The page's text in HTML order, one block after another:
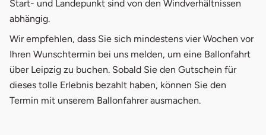
Start- und Landepunkt sind von den Windverhältnissen
abhängig.
Wir empfehlen, dass Sie sich mindestens vier Wochen vor
Ihren Wunschtermin bei uns melden, um eine Ballonfahrt
über Leipzig zu buchen. Sobald Sie den Gutschein für
dieses tolle Erlebnis bezahlt haben, können Sie den
Termin mit unserem Ballonfahrer ausmachen.